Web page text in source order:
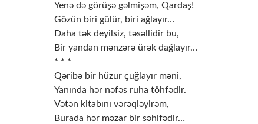
Yenə də görüşə gəlmişəm, Qardaş!
Gözün biri gülür, biri ağlayır…
Daha tək deyilsiz, təsəllidir bu,
Bir yandan mənzərə ürək dağlayır…
* * *
Qəribə bir hüzur çuğlayır məni,
Yanında hər nəfəs ruha töhfədir.
Vətən kitabını vərəqləyirəm,
Burada hər məzar bir səhifədir…